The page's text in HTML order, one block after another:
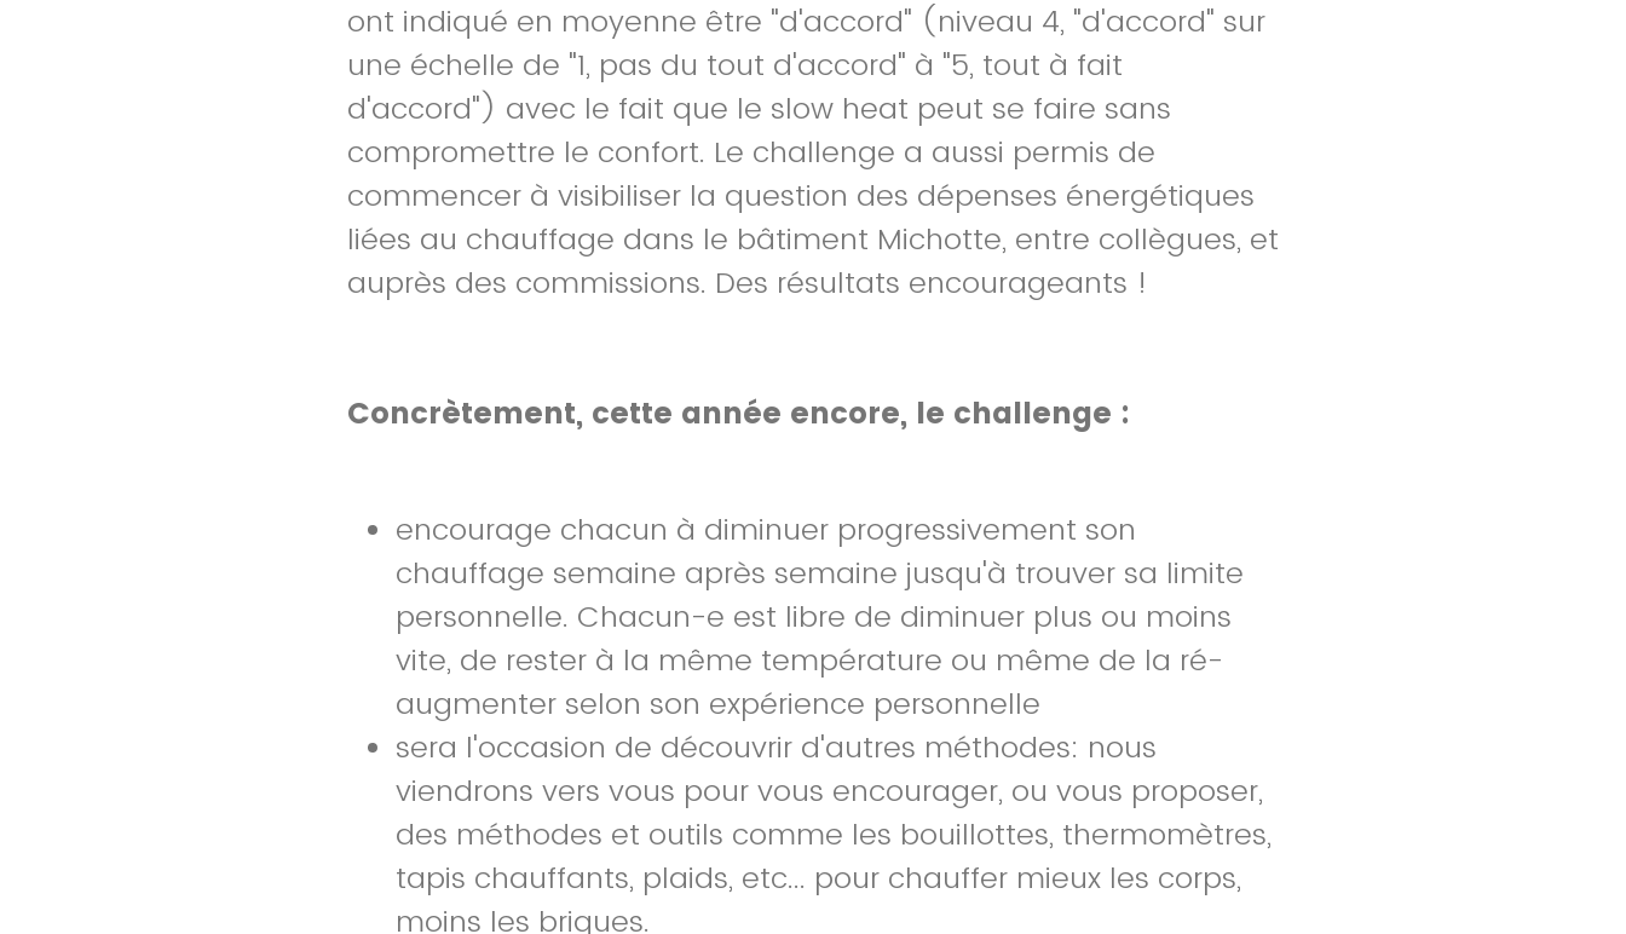
ont indiqué en moyenne être "d'accord" (niveau 4, "d'accord" sur
une échelle de "1, pas du tout d'accord" à "5, tout à fait
d'accord") avec le fait que le slow heat peut se faire sans
compromettre le confort. Le challenge a aussi permis de
commencer à visibiliser la question des dépenses énergétiques
liées au chauffage dans le bâtiment Michotte, entre collègues, et
auprès des commissions. Des résultats encourageants !
Concrètement, cette année encore, le challenge :
encourage chacun à diminuer progressivement son
chauffage semaine après semaine jusqu'à trouver sa limite
personnelle. Chacun-e est libre de diminuer plus ou moins
vite, de rester à la même température ou même de la ré-
augmenter selon son expérience personnelle
sera l'occasion de découvrir d'autres méthodes: nous
viendrons vers vous pour vous encourager, ou vous proposer,
des méthodes et outils comme les bouillottes, thermomètres,
tapis chauffants, plaids, etc... pour chauffer mieux les corps,
moins les briques.